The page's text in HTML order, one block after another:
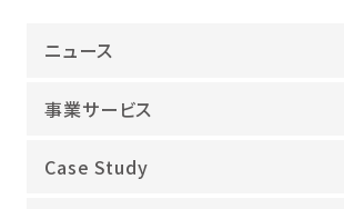
ニュース
事業サービス
オープンアップグループが選ばれる理由
Case Study